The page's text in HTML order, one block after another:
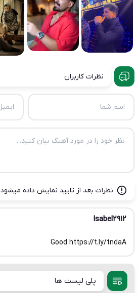
نظرات کاربران
نظرات بعد از تایید نمایش داده میشود
Isabel2912
Good https://t.ly/tndaA
پلی لیست ها